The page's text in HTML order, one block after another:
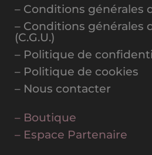
– Conditions générales
– Conditions générales
(C.G.U.)
– Politique de
– Politique de cookies
– Nous contacter
– Boutique
– Espace Partenaire